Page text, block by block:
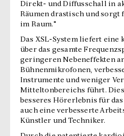
Direkt- und Diffusschall in
Räumen drastisch und
im Raum."
Das XSL-System liefert eine
über das gesamte
geringeren Nebeneffekten
Bühnenmikrofonen,
Instrumente und weniger
Mitteltonbereichs führt.
besseres Hörerlebnis für
auch eine verbesserte
Künstler und Techniker.